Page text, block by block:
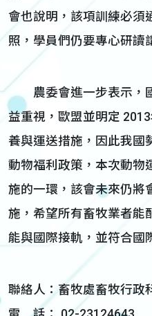
會也說明，該項訓練必須
照，學員們仍要專心研讀
農委會進一步表示，國
益重視，歐盟並明定
養與運送措施，因此我國
動物福利政策，本次動物
施的一環，該會未來仍將
施，希望所有畜牧業者能
能與國際接軌，並符合國
聯絡人：畜牧處畜牧行政